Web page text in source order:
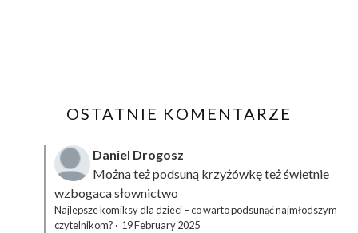
OSTATNIE KOMENTARZE
Daniel Drogosz
Można też podsuną krzyżówkęteż świetnie
wzbogaca słownictwo
Najlepsze komiksy dla dzieci – co warto podsunąć najmłodszym
czytelnikom? · 19 February 2025